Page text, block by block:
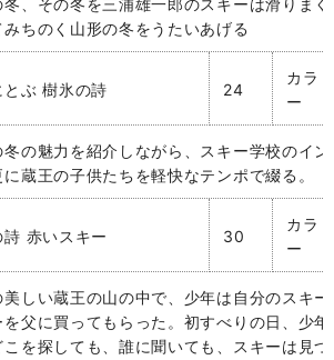
冬、その冬を三浦雄一郎のスキーは滑りま
みちのく山形の冬をうたいあげる
とぶ 樹氷の詩 24
カラ
ー
冬の魅力を紹介しながら、スキー学校のイ
に蔵王の子供たちを軽快なテンポで綴る。
詩 赤いスキー 30
カラ
ー
美しい蔵王の山の中で、少年は自分のスキ
を父に買ってもらった。初すべりの日、少
こを探しても、誰に聞いても、スキーは見